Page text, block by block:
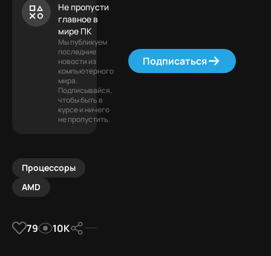
Не пропусти
главное в
мире ПК
Мы публикуем
последние
новости из
компьютерного
мира.
Подписывайся,
чтобы быть в
курсе и ничего
не пропустить.
Подписаться
Процессоры
AMD
79 10К